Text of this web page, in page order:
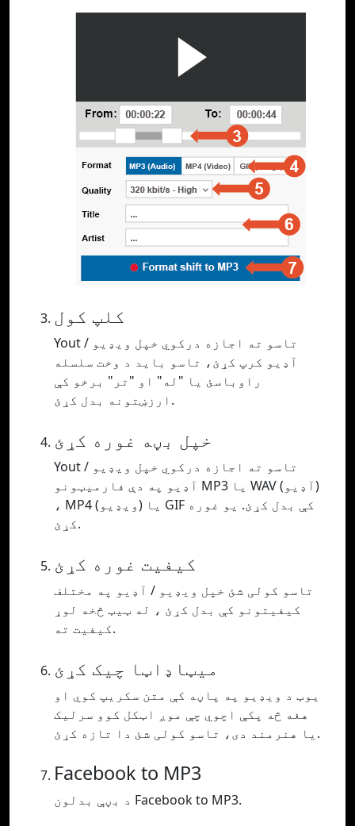
کلپ کول
Yout تاسو ته اجازه درکوي خپل ویډیو /
آډیو کرپ کړئ، تاسو باید د وخت سلسله
راوباسئ یا "له" او "تر" برخو کې
ارزښتونه بدل کړئ.
خپل بڼه غوره کړئ
Yout تاسو ته اجازه درکوي خپل ویډیو /
آډیو په دې فارمیټونو MP3 یا WAV (آډیو)
، MP4 (ویډیو) یا GIF کې بدل کړئ. یو غوره
کړئ.
کیفیت غوره کړئ
تاسو کولی شئ خپل ویډیو / آډیو په مختلف
کیفیتونو کې بدل کړئ ، له ټیټ څخه لوړ
کیفیت ته.
میټاډاټا چیک کړئ
یوټ د ویډیو په پاڼه کې متن سکریپ کوي او
هغه څه پکې اچوي چې موږ اټکل کوو سرلیک
یا هنرمند دی، تاسو کولی شئ دا تازه کړئ.
Facebook to MP3
د بڼې بدلون Facebook to MP3.